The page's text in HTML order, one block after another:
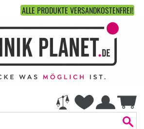
ALLE PRODUKTE VERSANDKOSTENFREI!